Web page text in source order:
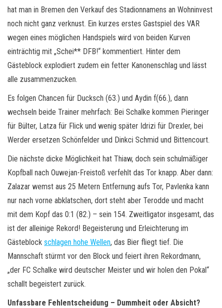
hat man in Bremen den Verkauf des Stadionnamens an Wohninvest
noch nicht ganz verknust. Ein kurzes erstes Gastspiel des VAR
wegen eines möglichen Handspiels wird von beiden Kurven
einträchtig mit „Schei** DFB!“ kommentiert. Hinter dem
Gästeblock explodiert zudem ein fetter Kanonenschlag und lässt
alle zusammenzucken.
Es folgen Chancen für Ducksch (63.) und Aydin f(66.), dann
wechseln beide Trainer mehrfach: Bei Schalke kommen Pieringer
für Bülter, Latza für Flick und wenig später Idrizi für Drexler, bei
Werder ersetzen Schönfelder und Dinkci Schmid und Bittencourt.
Die nächste dicke Möglichkeit hat Thiaw, doch sein schulmäßiger
Kopfball nach Ouwejan-Freistoß verfehlt das Tor knapp. Aber dann:
Zalazar wemst aus 25 Metern Entfernung aufs Tor, Pavlenka kann
nur nach vorne abklatschen, dort steht aber Terodde und macht
mit dem Kopf das 0:1 (82.) – sein 154. Zweitligator insgesamt, das
ist der alleinige Rekord! Begeisterung und Erleichterung im
Gästeblock schlagen hohe Wellen, das Bier fliegt tief. Die
Mannschaft stürmt vor den Block und feiert ihren Rekordmann,
„der FC Schalke wird deutscher Meister und wir holen den Pokal“
schallt begeistert zurück.
Unfassbare Fehlentscheidung – Dummheit oder Absicht?